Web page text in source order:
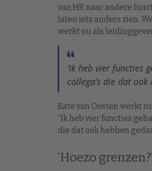
van HR naar andere
laten iets anders zien.
werkt nu als
‘Ik heb vier functies
collega’s die dat ook
Kate van Oosten werkt
“Ik heb vier functies
die dat ook hebben
‘Hoezo grenzen?’